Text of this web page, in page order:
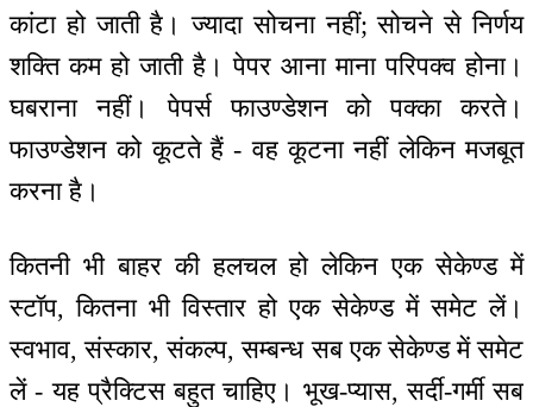
कांटा हो जाती है। ज्यादा सोचना नहीं; सोचने से निर्णय
शक्ति कम हो जाती है। पेपर आना माना परिपक्व होना।
घबराना नहीं। पेपर्स फाउण्डेशन को पक्का करते।
फाउण्डेशन को कूटते हैं - वह कूटना नहीं लेकिन मजबूत
करना है।
कितनी भी बाहर की हलचल हो लेकिन एक सेकेण्ड में
स्टॉप, कितना भी विस्तार हो एक सेकेण्ड में समेट लें।
स्वभाव, संस्कार, संकल्प, सम्बन्ध सब एक सेकेण्ड में समेट
लें - यह प्रैक्टिस बहुत चाहिए। भूख-प्यास, सर्दी-गर्मी सब